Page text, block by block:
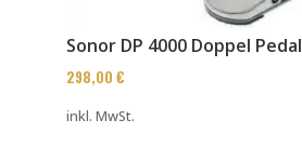
Sonor DP 4000 Doppel Pedal
298,00 €
inkl. MwSt.